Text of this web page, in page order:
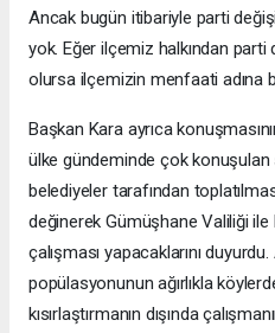
Ancak bugün itibariyle parti
yok. Eğer ilçemiz halkından parti
olursa ilçemizin menfaati adına
Başkan Kara ayrıca
ülke gündeminde çok konuşulan
belediyeler tarafından
değinerek Gümüşhane Valiliği ile
çalışması yapacaklarını
popülasyonunun ağırlıkla
kısırlaştırmanın dışında